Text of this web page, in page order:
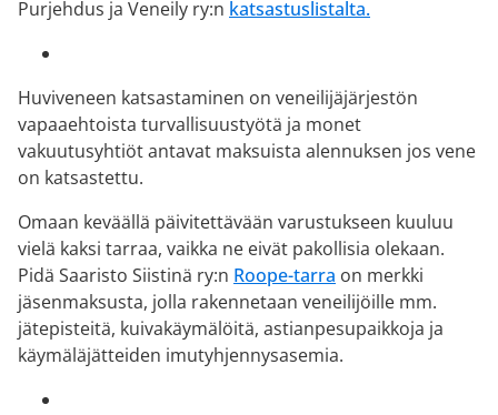
Purjehdus ja Veneily ry:n katsastuslistalta.
Huviveneen katsastaminen on veneilijäjärjestön
vapaaehtoista turvallisuustyötä ja monet
vakuutusyhtiöt antavat maksuista alennuksen jos vene
on katsastettu.
Omaan keväällä päivitettävään varustukseen kuuluu
vielä kaksi tarraa, vaikka ne eivät pakollisia olekaan.
Pidä Saaristo Siistinä ry:n Roope-tarra on merkki
jäsenmaksusta, jolla rakennetaan veneilijöille mm.
jätepisteitä, kuivakäymälöitä, astianpesupaikkoja ja
käymäläjätteiden imutyhjennysasemia.